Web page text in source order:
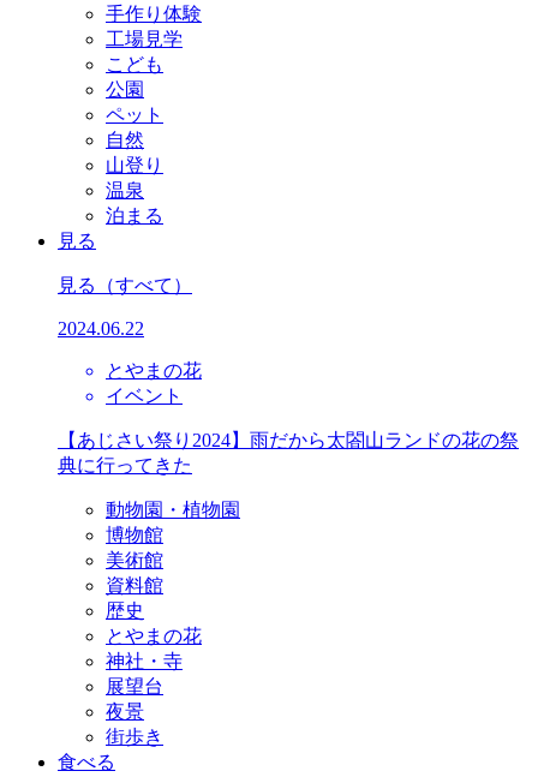
手作り体験
工場見学
こども
公園
ペット
自然
山登り
温泉
泊まる
見る
見る （すべて）
2024.06.22
とやまの花
イベント
【あじさい祭り2024】雨だから太閤山ランドの花の祭
典に行ってきた
動物園・植物園
博物館
美術館
資料館
歴史
とやまの花
神社・寺
展望台
夜景
街歩き
食べる